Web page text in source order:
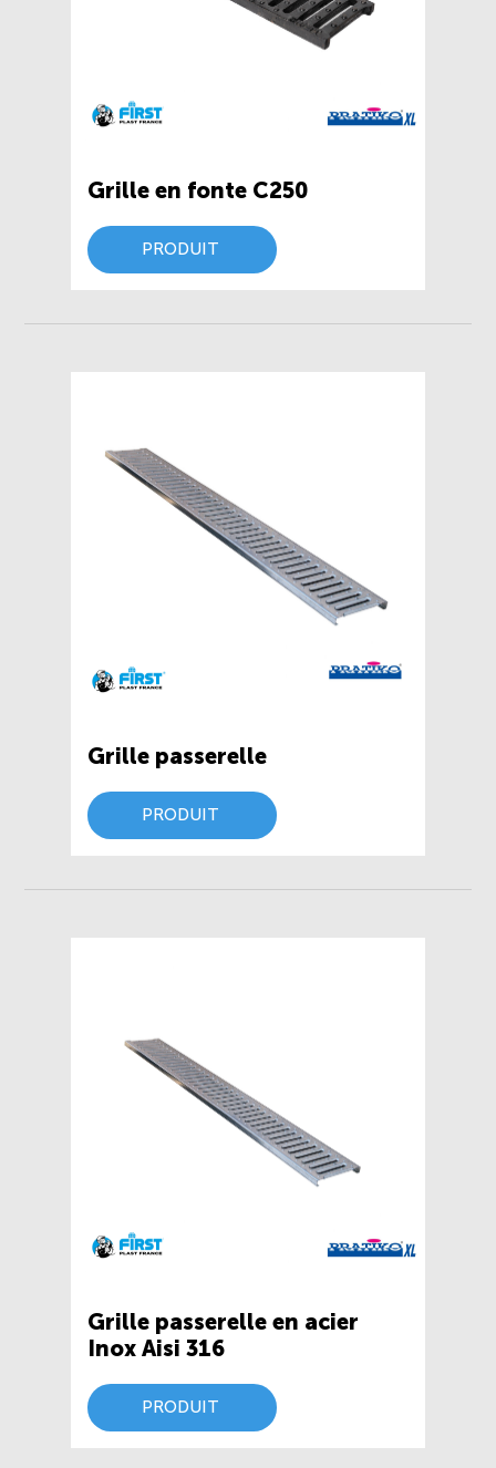
Grille en fonte C250
PRODUIT
Grille passerelle
PRODUIT
Grille passerelle en acier
Inox Aisi 316
PRODUIT